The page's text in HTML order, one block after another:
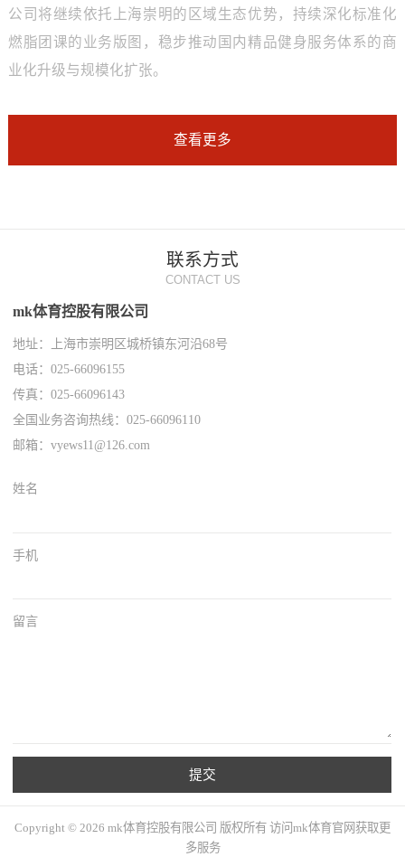
公司将继续依托上海崇明的区域生态优势，持续深化标准化
燃脂团课的业务版图，稳步推动国内精品健身服务体系的商
业化升级与规模化扩张。
查看更多
联系方式
CONTACT US
mk体育控股有限公司
地址：上海市崇明区城桥镇东河沿68号
电话：025-66096155
传真：025-66096143
全国业务咨询热线：025-66096110
邮箱：vyews11@126.com
姓名
手机
留言
提交
Copyright © 2026 mk体育控股有限公司 版权所有 访问mk体育官网获取更
多服务